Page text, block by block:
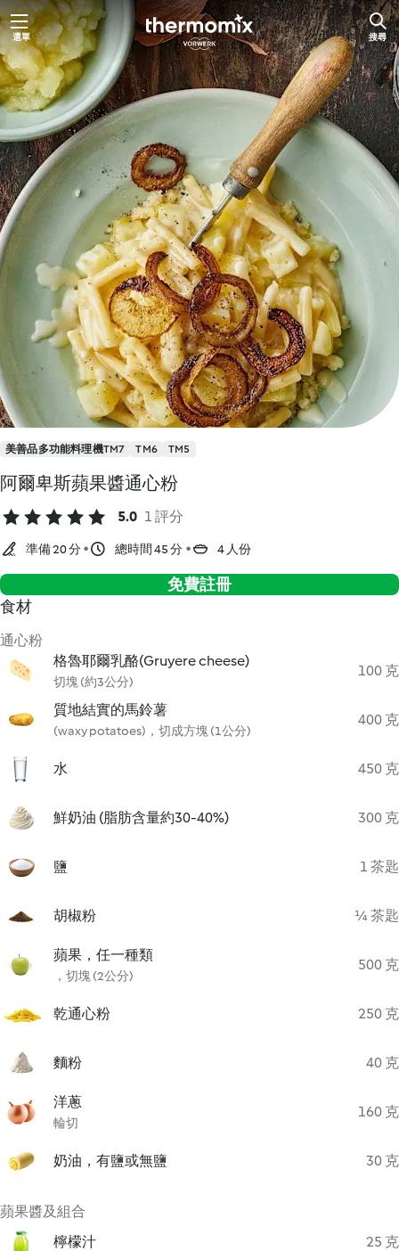
跳
至
主
要
內
容
選單 搜尋
美善品多功能料理機TM7 TM6 TM5
阿爾卑斯蘋果醬通心粉
5.0 1 評分
準備 20 分 總時間 45 分 4 人份
免費註冊
食材
通心粉
格魯耶爾乳酪(Gruyere cheese)
切塊 (約3公分)
100 克
質地結實的馬鈴薯
(waxy potatoes)，切成方塊 (1公分)
400 克
水 450 克
鮮奶油 (脂肪含量約30-40%) 300 克
鹽 1 茶匙
胡椒粉 ¼ 茶匙
蘋果，任一種類
，切塊 (2公分)
500 克
乾通心粉 250 克
麵粉 40 克
洋蔥
輪切
160 克
奶油，有鹽或無鹽 30 克
蘋果醬及組合
檸檬汁
25 克